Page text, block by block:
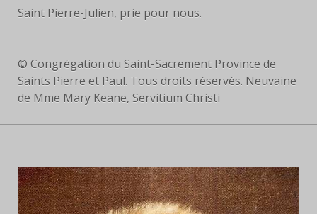
Saint Pierre-Julien, prie pour nous.
© Congrégation du Saint-Sacrement Province de
Saints Pierre et Paul. Tous droits réservés. Neuvaine
de Mme Mary Keane, Servitium Christi